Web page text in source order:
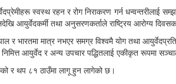
स्वस्थ रहन र रोग निराकरण गर्न धन्वन्तरीलाई
आयुर्वेदकर्मी तथा अनुसरणकर्ताले राष्ट्रिय आरोग्य
र भारतमा मात्र नभएर समग्र विश्वमै योग तथा
आयुर्वेद र अन्य उपचार पद्धितलाई एकीकृत रूपमा
र थप ८१ ठाउँमा लागू हुन लागेको छ।